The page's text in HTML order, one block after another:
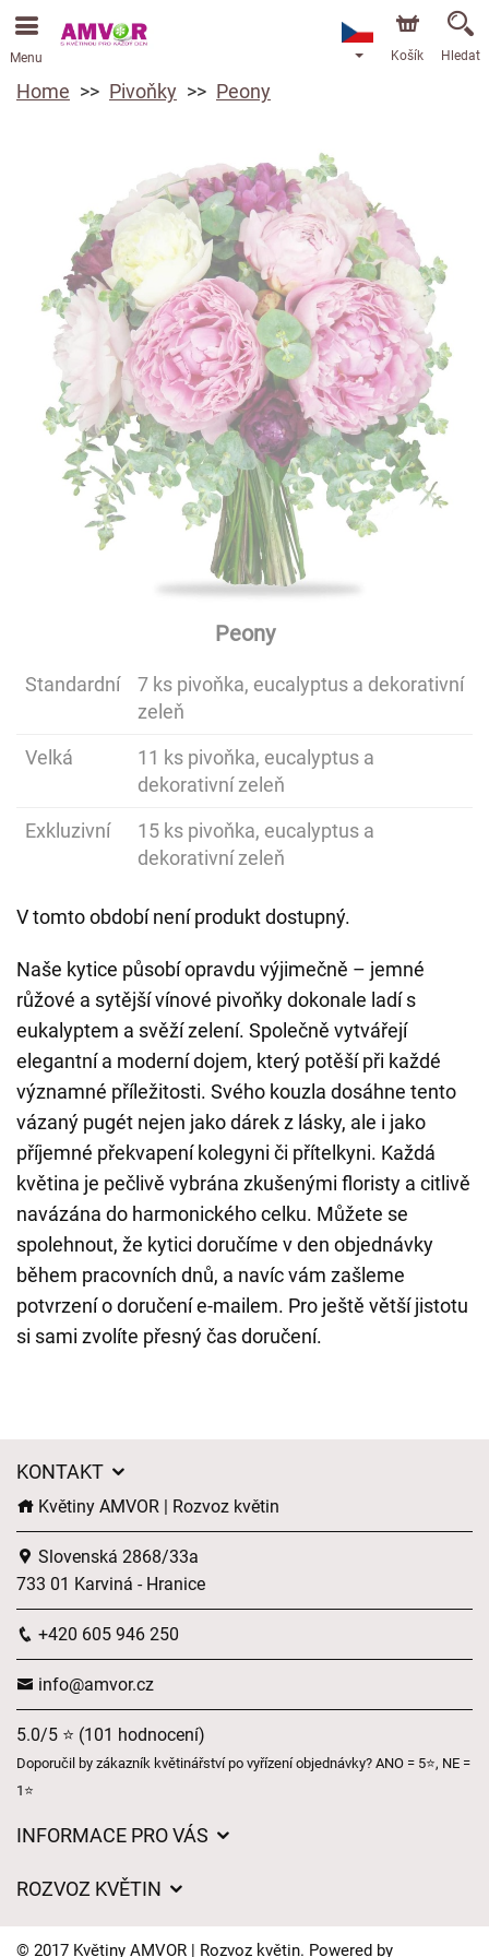
Menu Košík Hledat
Home Pivoňky Peony
Peony
Standardní
7 ks pivoňka, eucalyptus a dekorativní
zeleň
Velká
11 ks pivoňka, eucalyptus a
dekorativní zeleň
Exkluzivní
15 ks pivoňka, eucalyptus a
dekorativní zeleň
V tomto období není produkt dostupný.
Naše kytice působí opravdu výjimečně – jemné
růžové a sytější vínové pivoňky dokonale ladí s
eukalyptem a svěží zelení. Společně vytvářejí
elegantní a moderní dojem, který potěší při každé
významné příležitosti. Svého kouzla dosáhne tento
vázaný pugét nejen jako dárek z lásky, ale i jako
příjemné překvapení kolegyni či přítelkyni. Každá
květina je pečlivě vybrána zkušenými floristy a citlivě
navázána do harmonického celku. Můžete se
spolehnout, že kytici doručíme v den objednávky
během pracovních dnů, a navíc vám zašleme
potvrzení o doručení e-mailem. Pro ještě větší jistotu
si sami zvolíte přesný čas doručení.
KONTAKT
Květiny AMVOR | Rozvoz květin
Slovenská 2868/33a
733 01 Karviná - Hranice
+420 605 946 250
info@amvor.cz
5.0/5 ⭐ (101 hodnocení)
Doporučil by zákazník květinářství po vyřízení objednávky? ANO = 5⭐, NE =
1⭐
INFORMACE PRO VÁS
Často kladené dotazy
ROZVOZ KVĚTIN
© 2017 Květiny AMVOR | Rozvoz květin. Powered by